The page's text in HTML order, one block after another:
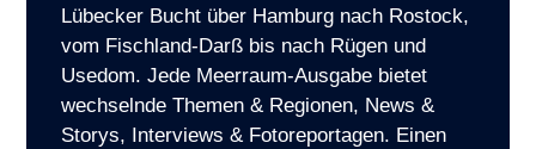
Lübecker Bucht über Hamburg nach Rostock,
vom Fischland-Darß bis nach Rügen und
Usedom. Jede Meerraum-Ausgabe bietet
wechselnde Themen & Regionen, News &
Storys, Interviews & Fotoreportagen. Einen